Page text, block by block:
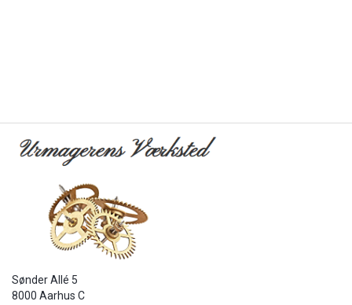
Sønder Allé 5
8000 Aarhus C